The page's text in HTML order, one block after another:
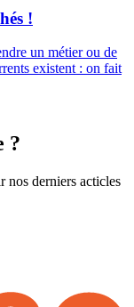
!
un métier ou de
existent : on fait
?
nos derniers acticles